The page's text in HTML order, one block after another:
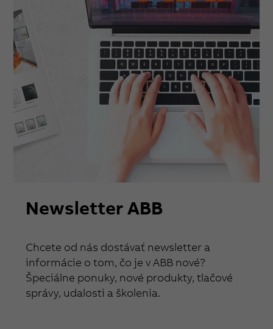
Newsletter ABB
Chcete od nás dostávať newsletter a
informácie o tom, čo je v ABB nové?
Špeciálne ponuky, nové produkty, tlačové
správy, udalosti a školenia.